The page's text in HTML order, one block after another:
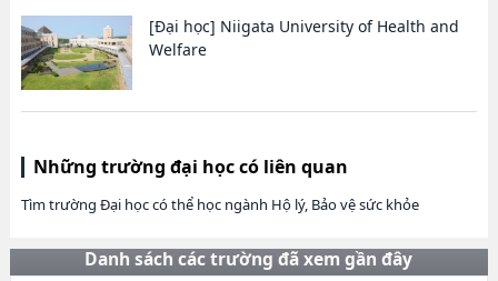
[Đại học] Niigata University of Health and
Welfare
Những trường đại học có liên quan
Tìm trường Đại học có thể học ngành Hộ lý, Bảo vệ sức khỏe
Danh sách các trường đã xem gần đây